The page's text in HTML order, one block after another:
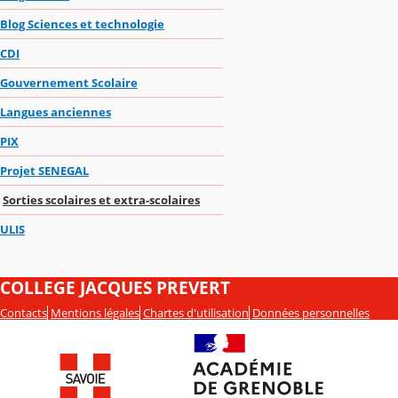
Blog Sciences et technologie
CDI
Gouvernement Scolaire
Langues anciennes
PIX
Projet SENEGAL
Sorties scolaires et extra-scolaires
ULIS
COLLEGE JACQUES PREVERT
Contacts Mentions légales Chartes d'utilisation Données personnelles